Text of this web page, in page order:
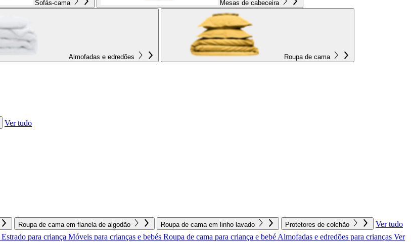
Sofás-cama Mesas de cabeceira
Almofadas e edredões Roupa de cama
Ver tudo
Roupa de cama em flanela de algodão Roupa de cama em linho lavado Protetores de colchão Ver tudo
Estrado para criança Móveis para crianças e bebés Roupa de cama para criança e bebé Almofadas e edredões para crianças Ver